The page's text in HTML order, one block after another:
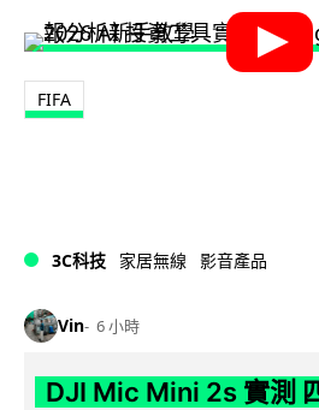
FIFA
3C科技 家居無線 影音產品
Vin 6 小時
DJI Mic Mini 2s 實測